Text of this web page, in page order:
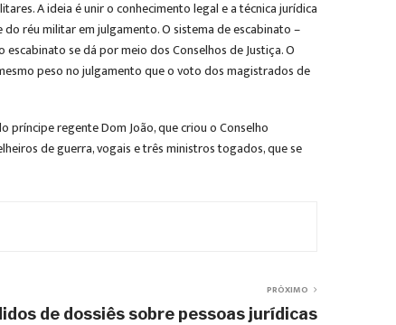
A ideia é unir o conhecimento legal e a técnica jurídica
réu militar em julgamento. O sistema de escabinato –
se dá por meio dos Conselhos de Justiça. O
peso no julgamento que o voto dos magistrados de
príncipe regente Dom João, que criou o Conselho
de guerra, vogais e três ministros togados, que se
PRÓXIMO
de dossiês sobre pessoas jurídicas